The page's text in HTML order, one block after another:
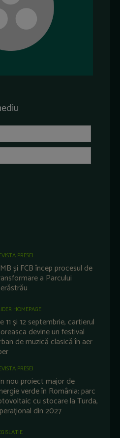
PRESEI
și FCB încep procesul de
a Parcului
HOMEPAGE
11 și 12 septembrie, cartierul
devine un festival
de muzică clasică în aer
PRESEI
nou proiect major de
verde în România: parc
cu stocare la Turda,
din 2027